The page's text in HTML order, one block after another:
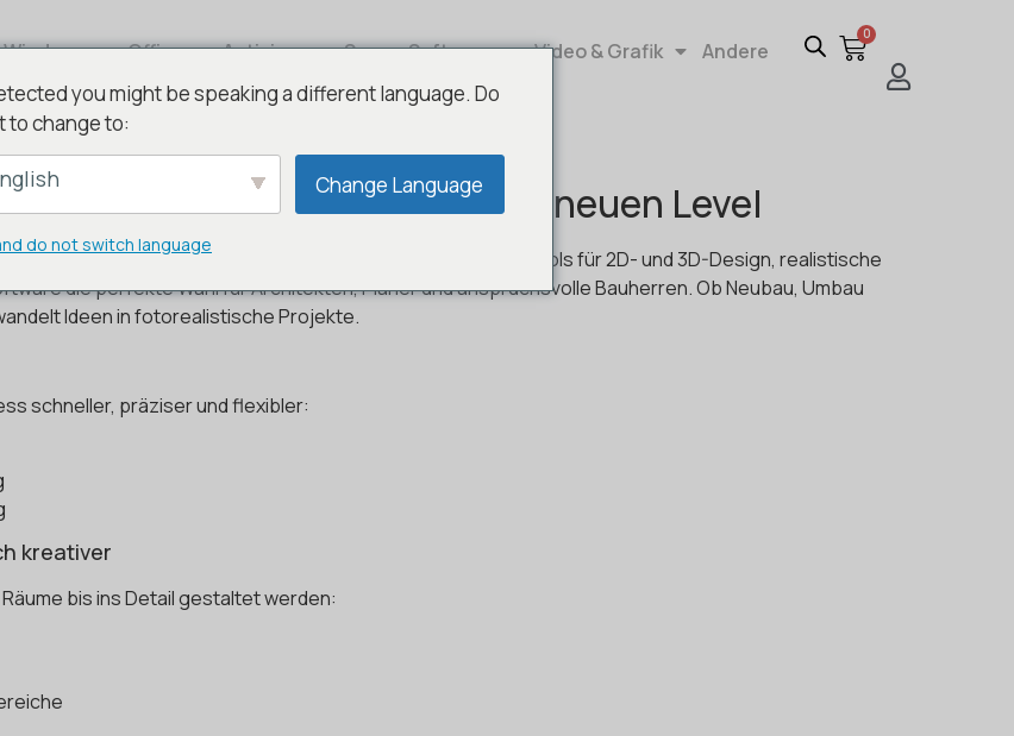
Windows Office Antivirus Server Software Video & Grafik Andere
0
11 – Architektur auf einem neuen Level
Bauplanung in eine neue Dimension. Mit leistungsstarken Tools für 2D- und 3D-Design, realistische
die perfekte Wahl für Architekten, Planer und anspruchsvolle Bauherren. Ob Neubau, Umbau
Ideen in fotorealistische Projekte.
schneller, präziser und flexibler:
kreativer
bis ins Detail gestaltet werden:
you might be speaking a different language. Do
to change to:
Change Language
do not switch language